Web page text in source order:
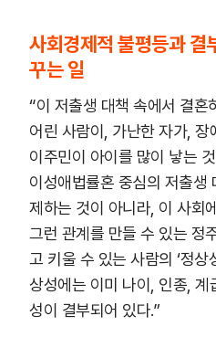
사회경제적 불평등과 결
꾸는 일
“이 저출생 대책 속에서 결혼
어린 사람이, 가난한 자가,
이주민이 아이를 많이 낳는
이성애법률혼 중심의 저출생
제하는 것이 아니라, 이 사회
그런 관계를 만들 수 있는 정
고 키울 수 있는 사람의 ‘정상
상성에는 이미 나이, 인종, 계
성이 결부되어 있다.”